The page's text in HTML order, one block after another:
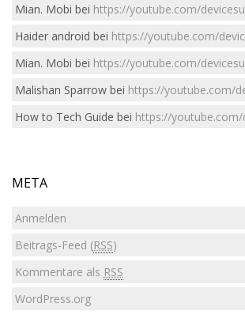
Mian. Mobi bei https://youtube.com/
Haider android bei https://youtube.com/
Mian. Mobi bei https://youtube.com/
Malishan Sparrowbei https://youtube.com/
How to Tech Guide bei https://
META
Anmelden
Beitrags-Feed (RSS)
Kommentare als RSS
WordPress.org